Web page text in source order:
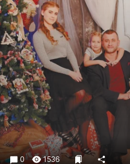
Культура
Недвижимость и ЖКХ
Образование
Общество
Погода
Праздники
Происшествия
Спорт
Экономика и бизнес
ПРОЕКТЫ
0 1536